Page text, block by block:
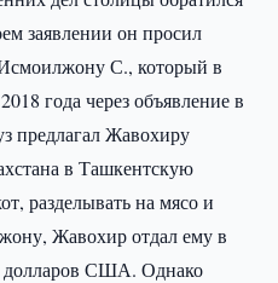
заявлении он просил
С., который в
года через объявление в
предлагал Жавохиру
в Ташкентскую
разделывать на мясо и
Жавохир отдал ему в
долларов США. Однако